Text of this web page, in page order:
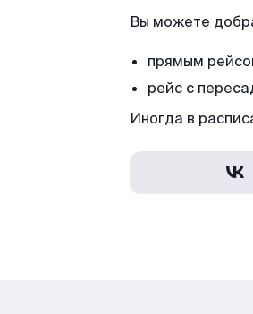
Вы можете
прямым
рейс с
Иногда в